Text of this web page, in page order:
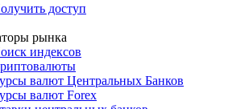
доступ
рынка
индексов
валют Центральных Банков
валют Forex